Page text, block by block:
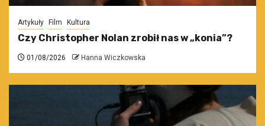
Artykuły Film Kultura
Czy Christopher Nolan zrobił nas w „konia”?
01/08/2026 Hanna Wiczkowska